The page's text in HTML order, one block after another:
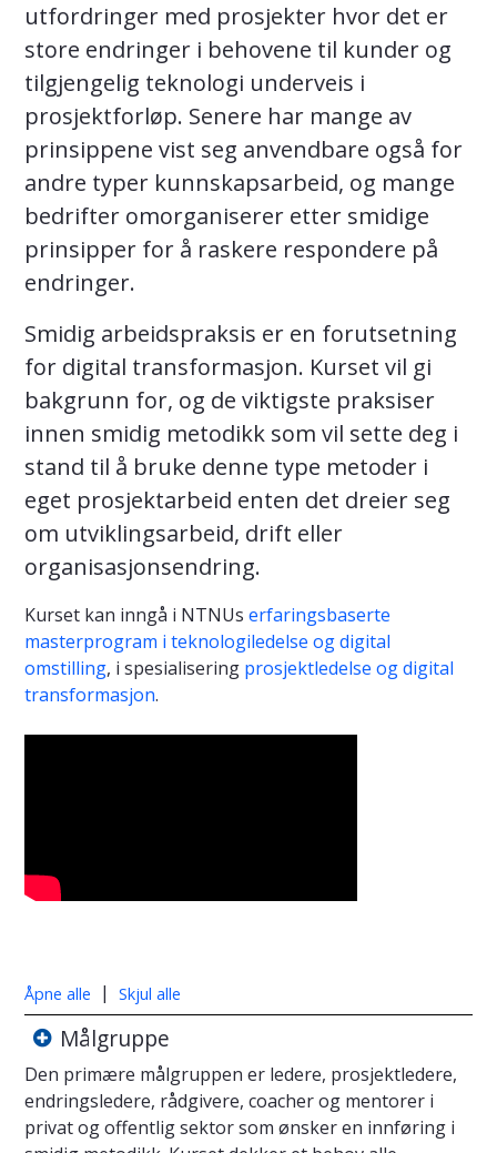
utfordringer med prosjekter hvor det er
store endringer i behovene til kunder og
tilgjengelig teknologi underveis i
prosjektforløp. Senere har mange av
prinsippene vist seg anvendbare også for
andre typer kunnskapsarbeid, og mange
bedrifter omorganiserer etter smidige
prinsipper for å raskere respondere på
endringer.
Smidig arbeidspraksis er en forutsetning
for digital transformasjon. Kurset vil gi
bakgrunn for, og de viktigste praksiser
innen smidig metodikk som vil sette deg i
stand til å bruke denne type metoder i
eget prosjektarbeid enten det dreier seg
om utviklingsarbeid, drift eller
organisasjonsendring.
Kurset kan inngå i NTNUs erfaringsbaserte
masterprogram i teknologiledelse og digital
omstilling, i spesialisering prosjektledelse og digital
transformasjon.
Åpne alle | Skjul alle
Målgruppe
Den primære målgruppen er ledere, prosjektledere,
endringsledere, rådgivere, coacher og mentorer i
privat og offentlig sektor som ønsker en innføring i